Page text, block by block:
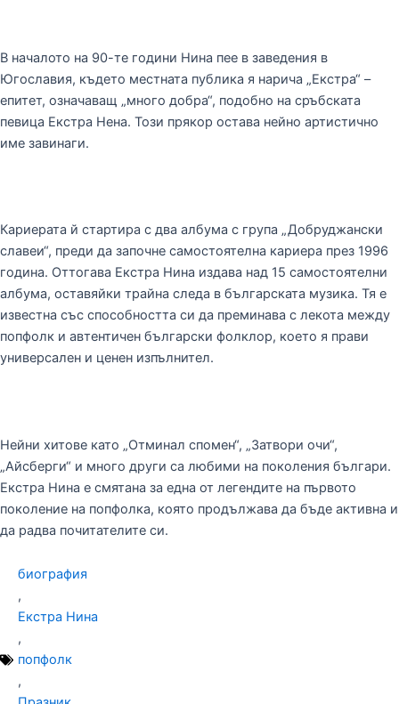
В началото на 90-те години Нина пее в заведения в
Югославия, където местната публика я нарича „Екстра“ –
епитет, означаващ „много добра“, подобно на сръбската
певица Екстра Нена. Този прякор остава нейно артистично
име завинаги.
Кариерата й стартира с два албума с група „Добруджански
славеи“, преди да започне самостоятелна кариера през 1996
година. Оттогава Екстра Нина издава над 15 самостоятелни
албума, оставяйки трайна следа в българската музика. Тя е
известна със способността си да преминава с лекота между
попфолк и автентичен български фолклор, което я прави
универсален и ценен изпълнител.
Нейни хитове като „Отминал спомен“, „Затвори очи“,
„Айсберги“ и много други са любими на поколения българи.
Екстра Нина е смятана за една от легендите на първото
поколение на попфолка, която продължава да бъде активна и
да радва почитателите си.
биография
,
Екстра Нина
,
попфолк
,